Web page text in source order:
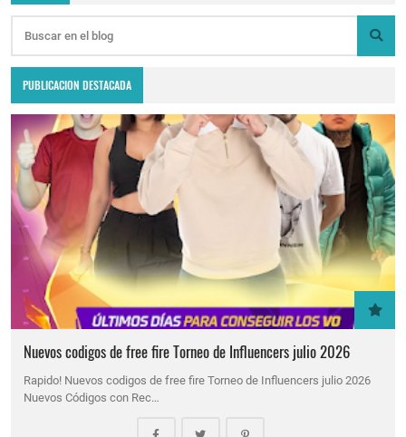
PUBLICACION DESTACADA
Nuevos codigos de free fire Torneo de Influencers julio 2026
Rapido! Nuevos codigos de free fire Torneo de Influencers julio 2026
Nuevos Códigos con Rec…